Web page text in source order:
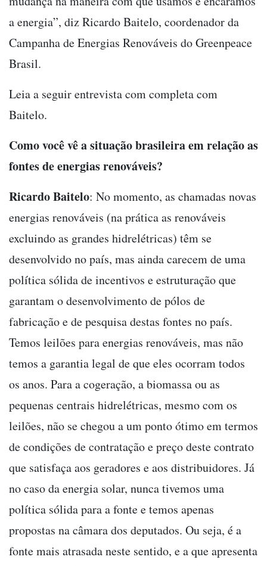
a energia”, diz Ricardo Baitelo, coordenador da
Campanha de Energias Renováveis do Greenpeace
Brasil.
Leia a seguir entrevista com completa com
Baitelo.
Como você vê a situação brasileira em relação as
fontes de energias renováveis?
Ricardo Baitelo: No momento, as chamadas novas
energias renováveis (na prática as renováveis
excluindo as grandes hidrelétricas) têm se
desenvolvido no país, mas ainda carecem de uma
política sólida de incentivos e estruturação que
garantam o desenvolvimento de pólos de
fabricação e de pesquisa destas fontes no país.
Temos leilões para energias renováveis, mas não
temos a garantia legal de que eles ocorram todos
os anos. Para a cogeração, a biomassa ou as
pequenas centrais hidrelétricas, mesmo com os
leilões, não se chegou a um ponto ótimo em termos
de condições de contratação e preço deste contrato
que satisfaça aos geradores e aos distribuidores. Já
no caso da energia solar, nunca tivemos uma
política sólida para a fonte e temos apenas
propostas na câmara dos deputados. Ou seja, é a
fonte mais atrasada neste sentido, e a que apresenta